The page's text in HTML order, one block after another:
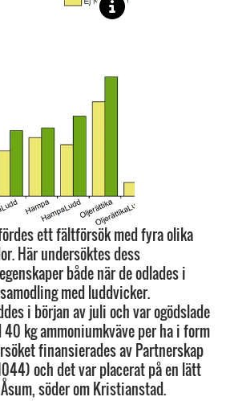
ett fältförsök med fyra olika
Här undersöktes dess
både när de odlades i
med luddvicker.
i början av juli och var ogödslade
40 kg ammoniumkväve per ha i form
finansierades av Partnerskap
och det var placerat på en lätt
söder om Kristianstad.